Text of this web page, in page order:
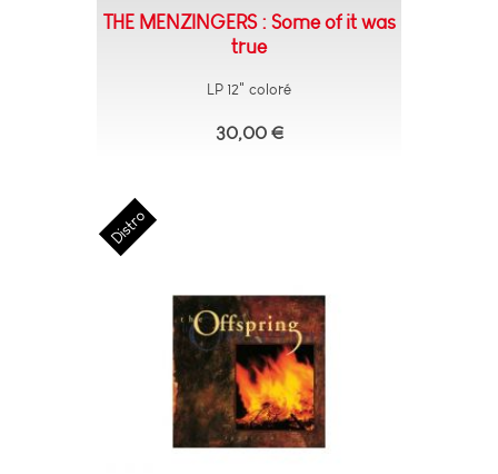
THE MENZINGERS : Some of it was
true
LP 12" coloré
30,00 €